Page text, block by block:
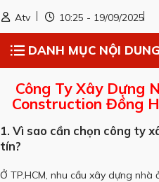
Atv 10:25 - 19/09/2025
DANH MỤC NỘI DUNG
Công Ty Xây Dựng
Construction Đồng
1. Vì sao cần chọn công ty
tín?
Ở TP.HCM, nhu cầu xây dựng